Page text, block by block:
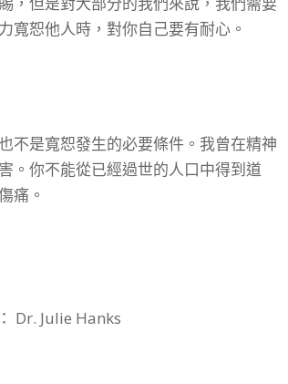
寬恕他人時，對你自己要有耐心。
不是寬恕發生的必要條件。我曾在精神
。你不能從已經過世的人口中得到道
痛。
Dr. Julie Hanks